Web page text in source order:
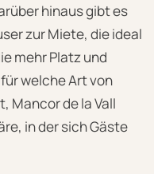
hinaus gibt es
zur Miete, die ideal
mehr Platz und
welche Art von
Mancor de la Vall
in der sich Gäste